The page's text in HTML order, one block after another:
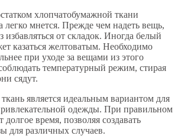
хлопчатобумажной ткани
легко мнется. Прежде чем надеть вещь,
избавляться от складок. Иногда белый
казаться желтоватым. Необходимо
при уходе за вещами из этого
температурный режим, стирая
сядут.
является идеальным вариантом для
одежды. При правильном
время, позволяя создавать
для различных случаев.